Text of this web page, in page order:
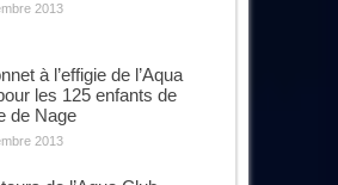
2013
à l’effigie de l’Aqua
les 125 enfants de
de Nage
2013